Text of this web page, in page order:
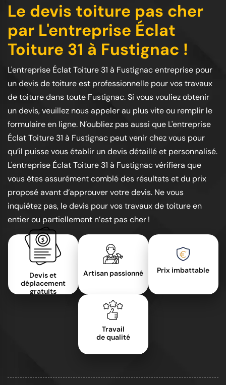
Le devis toiture pas cher
par L'entreprise Éclat
Toiture 31 à Fustignac !
L'entreprise Éclat Toiture 31 à Fustignac entreprise pour
un devis de toiture est professionnelle pour vos travaux
de toiture dans toute Fustignac. Si vous vouliez obtenir
un devis, veuillez nous appeler au plus vite ou remplir le
formulaire en ligne. N’oubliez pas aussi que L'entreprise
Éclat Toiture 31 à Fustignac peut venir chez vous pour
qu’il puisse vous établir un devis détaillé et personnalisé.
L'entreprise Éclat Toiture 31 à Fustignac vérifiera que
vous êtes assurément comblé des résultats et du prix
proposé avant d’approuver votre devis. Ne vous
inquiétez pas, le devis pour vos travaux de toiture en
entier ou partiellement n’est pas cher !
Devis et
déplacement
gratuits
Artisan passionné Prix imbattable
Travail
de qualité